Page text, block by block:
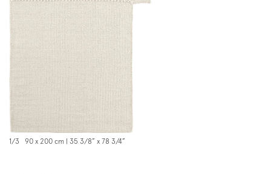
1/3 90 x 200 cm | 35 3/8” x 78 3/4”